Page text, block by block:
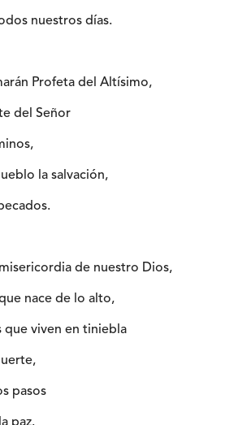
nuestros días.
Profeta del Altísimo,
del Señor
la salvación,
de nuestro Dios,
nace de lo alto,
que viven en tiniebla
pasos